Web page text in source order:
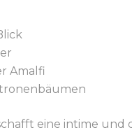
Amalfi
eine intime